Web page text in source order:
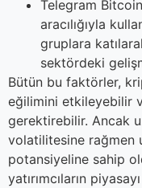
Telegram
aracılığıyla
gruplara
sektördeki
Bütün bu faktörler,
eğilimini etkileyebilir
gerektirebilir. Ancak
volatilitesine rağmen
potansiyeline sahip
yatırımcıların